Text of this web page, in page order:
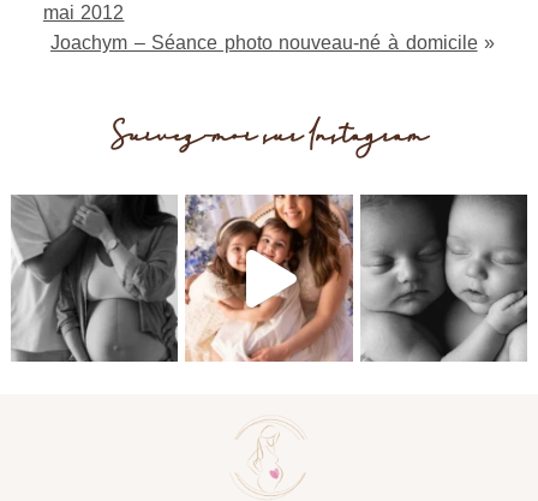
mai 2012
Joachym – Séance photo nouveau-né à domicile »
Suivez-moi sur Instagram